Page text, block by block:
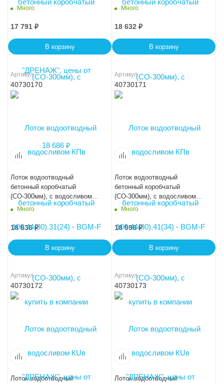
КПв 100.44(30).31(24) - BGМ-F
Много
17 791 ₽
В корзину
КПв 100.44(30).41(34) - BGМ-F
Много
18 632 ₽
В корзину
Артикул
40730170
Лоток водоотводный
бетонный коробчатый
(СО-300мм), с водосливом
КUв 100.44(30).45(38) - BGМ,
Много
18 836₽
В корзину
Артикул
40730171
Лоток водоотводный
бетонный коробчатый
(СО-300мм), с водосливом
КUв 100.44(30).47,5(40,5) -
Много
18 998₽
В корзину
Артикул
40730172
Лоток водоотводный
Артикул
40730173
Лоток водоотводный